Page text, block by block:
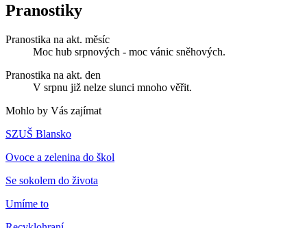
Pranostiky
Pranostika na akt. měsíc
Moc hub srpnových - moc vánic sněhových.
Pranostika na akt. den
V srpnu již nelze slunci mnoho věřit.
Mohlo by Vás zajímat
SZUŠ Blansko
Ovoce a zelenina do škol
Se sokolem do života
Umíme to